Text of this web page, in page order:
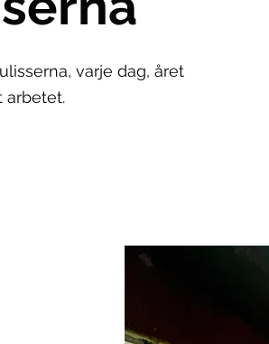
varje dag, året
arbetet.